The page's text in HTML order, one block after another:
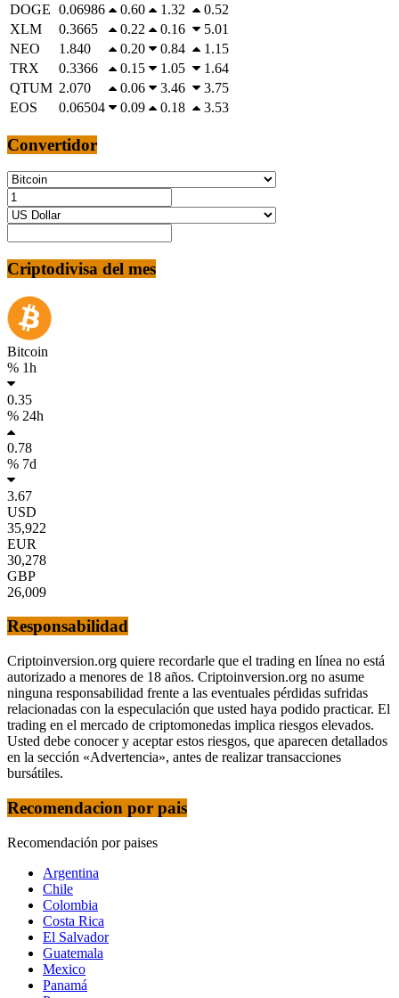
DOGE 0.06986 0.60 1.32
0.52
XLM
0.3665 0.22 0.16
5.01
NEO
1.840 0.20 0.84
1.15
TRX
0.3366 0.15 1.05
1.64
QTUM 2.070 0.06 3.46
3.75
EOS
0.06504 0.09 0.18 3.53
Convertidor
Criptodivisa del mes
Bitcoin
% 1h
0.35
% 24h
0.78
% 7d
3.67
USD
35,922
EUR
30,278
GBP
26,009
Responsabilidad
Criptoinversion.org quiere recordarle que el trading en línea no está
autorizado a menores de 18 años. Criptoinversion.org no asume
ninguna responsabilidad frente a las eventuales pérdidas sufridas
relacionadas con la especulación que usted haya podido practicar. El
trading en el mercado de criptomonedas implica riesgos elevados.
Usted debe conocer y aceptar estos riesgos, que aparecen detallados
en la sección «Advertencia», antes de realizar transacciones
bursátiles.
Recomendacion por pais
Recomendación por paises
Argentina
Chile
Colombia
Costa Rica
El Salvador
Guatemala
Mexico
Panamá